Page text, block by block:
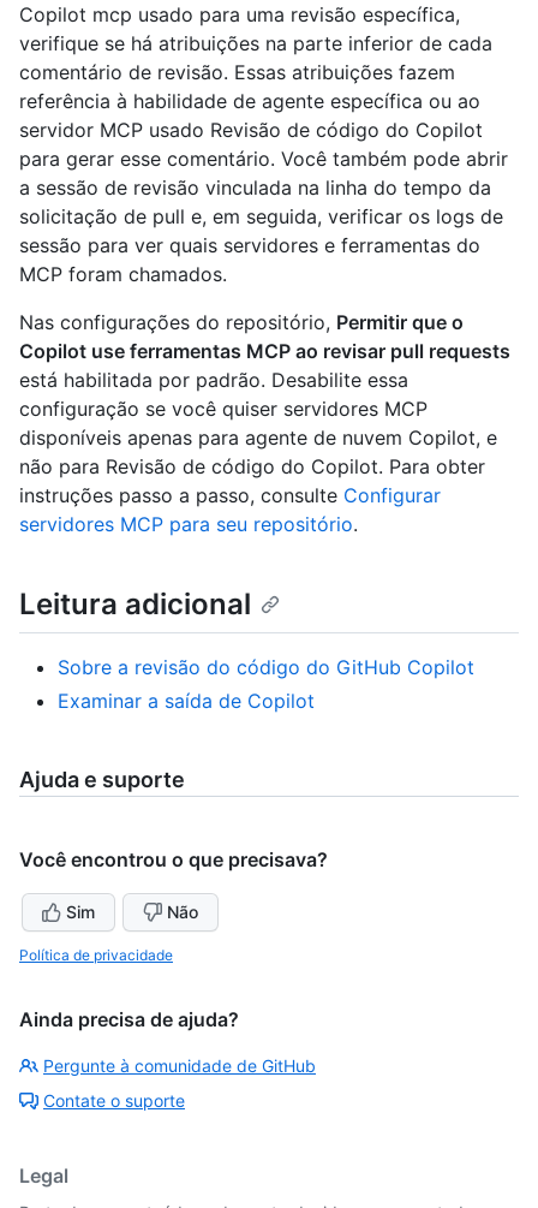
Copilot mcp usado para uma revisão específica,
verifique se há atribuições na parte inferior de cada
comentário de revisão. Essas atribuições fazem
referência à habilidade de agente específica ou ao
servidor MCP usado Revisão de código do Copilot
para gerar esse comentário. Você também pode abrir
a sessão de revisão vinculada na linha do tempo da
solicitação de pull e, em seguida, verificar os logs de
sessão para ver quais servidores e ferramentas do
MCP foram chamados.
Nas configurações do repositório, Permitir que o
Copilot use ferramentas MCP ao revisar pull requests
está habilitada por padrão. Desabilite essa
configuração se você quiser servidores MCP
disponíveis apenas para agente de nuvem Copilot, e
não para Revisão de código do Copilot. Para obter
instruções passo a passo, consulte Configurar
servidores MCP para seu repositório.
Leitura adicional
Sobre a revisão do código do GitHub Copilot
Examinar a saída de Copilot
Ajuda e suporte
Você encontrou o que precisava?
Sim Não
Política de privacidade
Ainda precisa de ajuda?
Pergunte à comunidade de GitHub
Contate o suporte
Legal